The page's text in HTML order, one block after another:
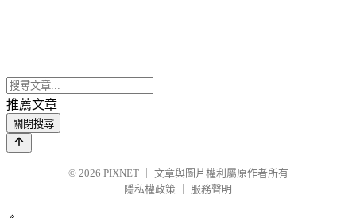
推薦文章
關閉搜尋
© 2026 PIXNET
文章與圖片權利屬原作者所有
隱私權政策
服務聲明